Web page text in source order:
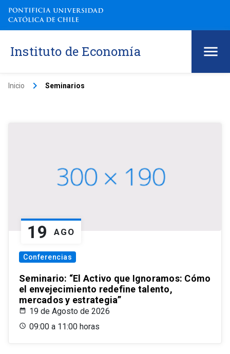
Instituto de Economía
Inicio keyboard_arrow_right Seminarios
19 AGO
Conferencias
Seminario: “El Activo que Ignoramos: Cómo
el envejecimiento redefine talento,
mercados y estrategia”
19 de Agosto de 2026
09:00 a 11:00 horas